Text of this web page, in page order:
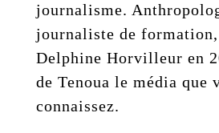
journalisme.
journaliste de
Delphine Horvilleur en
de Tenoua le média que
connaissez.